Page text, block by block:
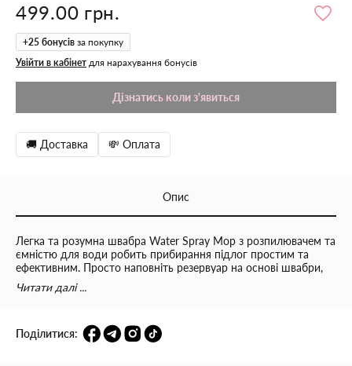
499.00 грн.
+25 бонусів за покупку
Увійти в кабінет для нарахування бонусів
Дізнатись коли з'явиться
🚚 Доставка 💸 Оплата
Опис
Легка та розумна швабра Water Spray Mop з розпилювачем та
ємністю для води робить прибирання підлог простим та
ефективним. Просто наповніть резервуар на основі швабри,
натисніть на курок для розпилення та починайте прибирати.
Це економічний спосіб миття підлоги, особливо підходить
подачу води (1.7-2 мл). Резервуар має об'єм 350 мл. Насадка
Читати далі ...
Поділитися: